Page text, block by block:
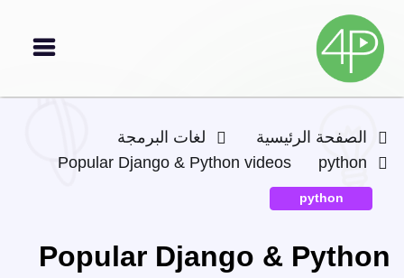
الصفحة الرئيسية
لغات البرمجة
python
Popular Django & Python videos
python
Popular Django & Python